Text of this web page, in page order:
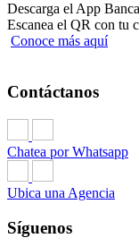
Descarga el App
Escanea el QR con tu
Conoce más aquí
Contáctanos
Chatea por Whatsapp
Ubica una Agencia
Síguenos